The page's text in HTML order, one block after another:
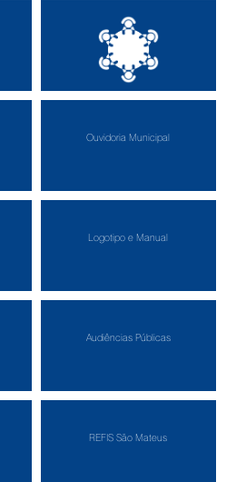
Conselhos Municipais
Ouvidoria Municipal
Logotipo e Manual
Audiências Públicas
REFIS São Mateus